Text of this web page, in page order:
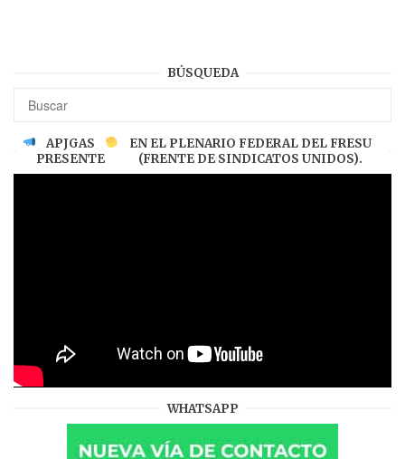
BÚSQUEDA
APJGAS
PRESENTE
EN EL PLENARIO FEDERAL DEL FRESU
(FRENTE DE SINDICATOS UNIDOS).
WHATSAPP